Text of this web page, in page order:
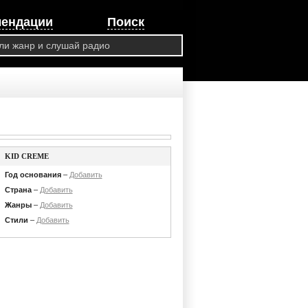
Поиск
KID CREME
Год основания– Добавить
Страна– Добавить
Жанры– Добавить
Стили – Добавить